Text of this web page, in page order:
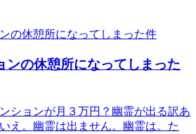
ンの休憩所になってしまった
ションが月３万円？幽霊が出る訳あ
え。幽霊は出ません。幽霊は。た